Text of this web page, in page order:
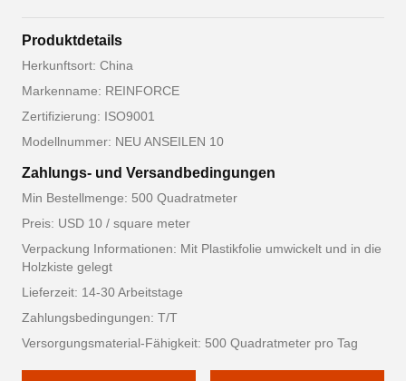
Produktdetails
Herkunftsort: China
Markenname: REINFORCE
Zertifizierung: ISO9001
Modellnummer: NEU ANSEILEN 10
Zahlungs- und Versandbedingungen
Min Bestellmenge: 500 Quadratmeter
Preis: USD 10 / square meter
Verpackung Informationen: Mit Plastikfolie umwickelt und in die
Holzkiste gelegt
Lieferzeit: 14-30 Arbeitstage
Zahlungsbedingungen: T/T
Versorgungsmaterial-Fähigkeit: 500 Quadratmeter pro Tag